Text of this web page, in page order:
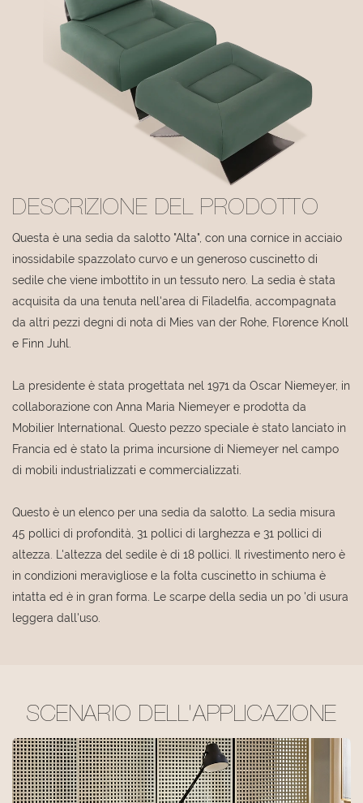
DESCRIZIONE DEL PRODOTTO
Questa è una sedia da salotto "Alta", con una cornice in acciaio
inossidabile spazzolato curvo e un generoso cuscinetto di
sedile che viene imbottito in un tessuto nero. La sedia è stata
acquisita da una tenuta nell'area di Filadelfia, accompagnata
da altri pezzi degni di nota di Mies van der Rohe, Florence Knoll
e Finn Juhl.
La presidente è stata progettata nel 1971 da Oscar Niemeyer, in
collaborazione con Anna Maria Niemeyer e prodotta da
Mobilier International. Questo pezzo speciale è stato lanciato in
Francia ed è stato la prima incursione di Niemeyer nel campo
di mobili industrializzati e commercializzati.
Questo è un elenco per una sedia da salotto. La sedia misura
45 pollici di profondità, 31 pollici di larghezza e 31 pollici di
altezza. L'altezza del sedile è di 18 pollici. Il rivestimento nero è
in condizioni meravigliose e la folta cuscinetto in schiuma è
intatta ed è in gran forma. Le scarpe della sedia un po 'di usura
leggera dall'uso.
SCENARIO DELL'APPLICAZIONE